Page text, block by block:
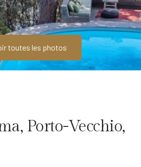
toutes les photos
Porto-Vecchio,